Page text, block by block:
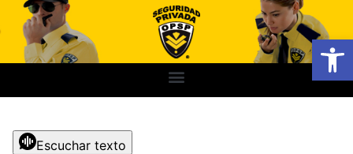
Abrir
Escuchar texto